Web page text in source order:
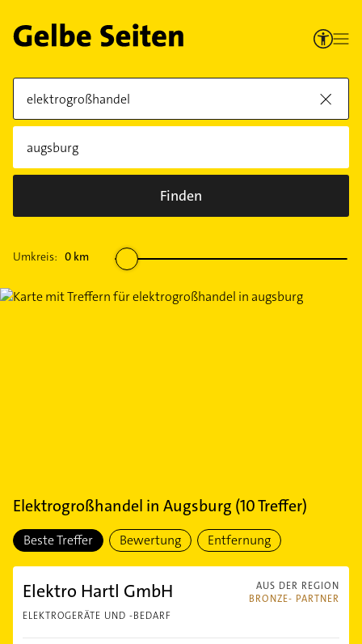
Finden
Umkreis: 0 km
Elektrogroßhandel in Augsburg (10Treffer)
Beste Treffer Bewertung Entfernung
AUS DER REGION
BRONZE- PARTNER
Elektro Hartl GmbH
ELEKTROGERÄTE UND -BEDARF